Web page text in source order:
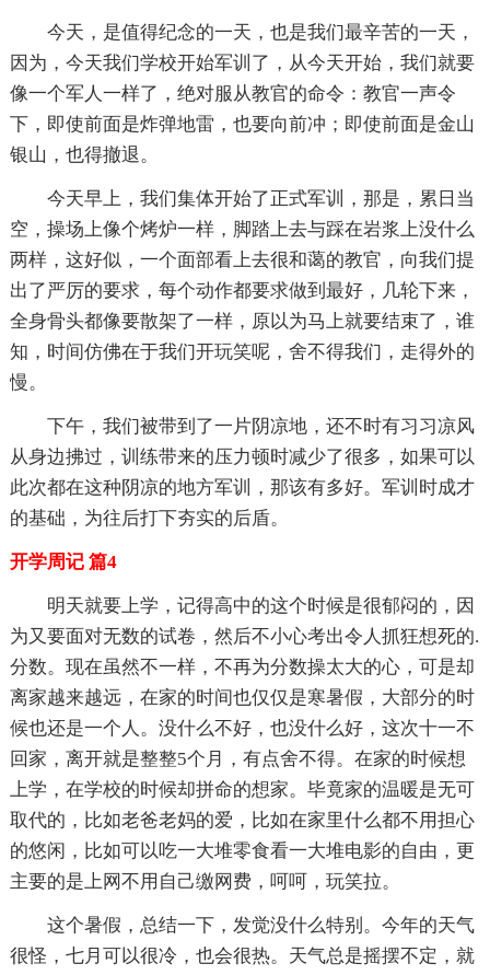
今天，是值得纪念的一天，也是我们最辛苦的一天，
因为，今天我们学校开始军训了，从今天开始，我们就要
像一个军人一样了，绝对服从教官的命令：教官一声令
下，即使前面是炸弹地雷，也要向前冲；即使前面是金山
银山，也得撤退。
今天早上，我们集体开始了正式军训，那是，累日当
空，操场上像个烤炉一样，脚踏上去与踩在岩浆上没什么
两样，这好似，一个面部看上去很和蔼的教官，向我们提
出了严厉的要求，每个动作都要求做到最好，几轮下来，
全身骨头都像要散架了一样，原以为马上就要结束了，谁
知，时间仿佛在于我们开玩笑呢，舍不得我们，走得外的
慢。
下午，我们被带到了一片阴凉地，还不时有习习凉风
从身边拂过，训练带来的压力顿时减少了很多，如果可以
此次都在这种阴凉的地方军训，那该有多好。军训时成才
的基础，为往后打下夯实的后盾。
开学周记 篇4
明天就要上学，记得高中的这个时候是很郁闷的，因
为又要面对无数的试卷，然后不小心考出令人抓狂想死的.
分数。现在虽然不一样，不再为分数操太大的心，可是却
离家越来越远，在家的时间也仅仅是寒暑假，大部分的时
候也还是一个人。没什么不好，也没什么好，这次十一不
回家，离开就是整整5个月，有点舍不得。在家的时候想
上学，在学校的时候却拼命的想家。毕竟家的温暖是无可
取代的，比如老爸老妈的爱，比如在家里什么都不用担心
的悠闲，比如可以吃一大堆零食看一大堆电影的自由，更
主要的是上网不用自己缴网费，呵呵，玩笑拉。
这个暑假，总结一下，发觉没什么特别。今年的天气
很怪，七月可以很冷，也会很热。天气总是摇摆不定，就